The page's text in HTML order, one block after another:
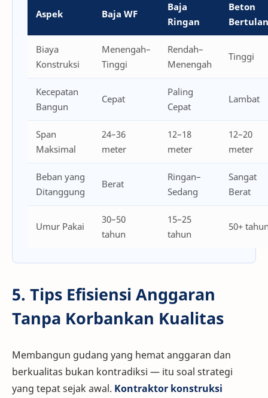
Aspek Baja WF
Baja
Ringan
Beton
Biaya
Konstruksi
Menengah–
Tinggi
Rendah–
Menengah
Tinggi
Kecepatan
Bangun
Cepat
Paling
Cepat
Lambat
Span
Maksimal
24–36
meter
12–18
meter
12–20
meter
Beban yang
Ditanggung
Berat
Ringan–
Sedang
Sangat
Berat
Umur Pakai
30–50
tahun
15–25
tahun
50+
5. Tips Efisiensi Anggaran
Tanpa Korbankan Kualitas
Membangun gudang yang hemat anggaran dan
berkualitas bukan kontradiksi — itu soal strategi
yang tepat sejak awal. Kontraktor konstruksi